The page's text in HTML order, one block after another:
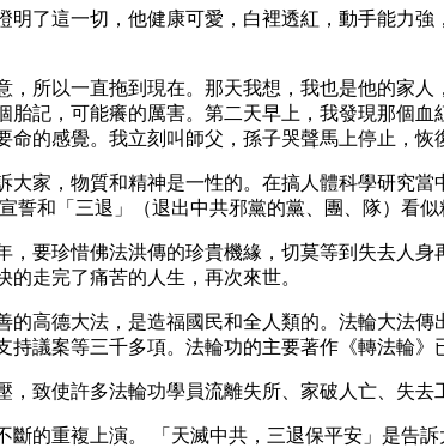
明了這一切，他健康可愛，白裡透紅，動手能力
，所以一直拖到現在。那天我想，我也是他的家
胎記，可能癢的厲害。第二天早上，我發現那個
的感覺。我立刻叫師父，孫子哭聲馬上停止，恢
家，物質和精神是一性的。在搞人體科學研究
誓和「三退」（退出中共邪黨的黨、團、隊）看
，要珍惜佛法洪傳的珍貴機緣，切莫等到失去人
走完了痛苦的人生，再次來世。
的高德大法，是造福國民和全人類的。法輪大法
議案等三千多項。法輪功的主要著作《轉法輪》
致使許多法輪功學員流離失所、家破人亡、失
斷的重複上演。 「天滅中共，三退保平安」是告